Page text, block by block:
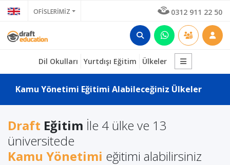
OFİSLERİMİZ 0312 911 22 50
Dil Okulları Yurtdışı Eğitim Ülkeler
Kamu Yönetimi Eğitimi Alabileceğiniz Ülkeler
Draft Eğitim İle 4 ülke ve 13
üniversitede
Kamu Yönetimi eğitimi alabilirsiniz